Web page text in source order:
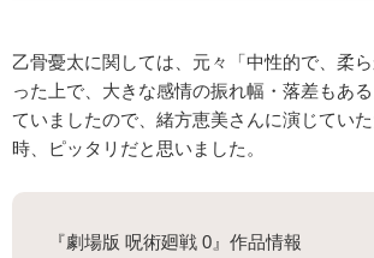
乙骨憂太に関しては、元々「中性的で、柔
った上で、大きな感情の振れ幅・落差もあ
ていましたので、緒方恵美さんに演じてい
時、ピッタリだと思いました。
『劇場版 呪術廻戦 0』作品情報